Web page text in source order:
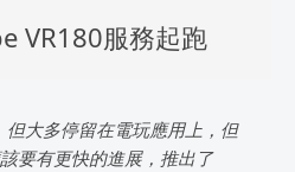
VR180服務起跑
大多停留在電玩應用上，但
要有更快的進展，推出了